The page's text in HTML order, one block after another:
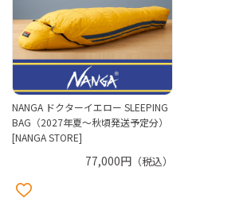
NANGA ドクターイエロー SLEEPING
BAG（2027年夏～秋頃発送予定分）
[NANGA STORE]
77,000円（税込）